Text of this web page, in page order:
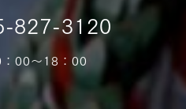
827-3120
00〜18：00